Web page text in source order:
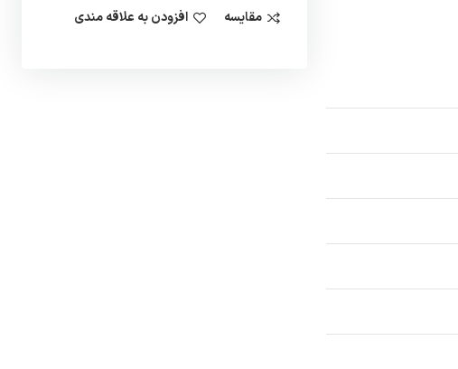
مقایسه افزودن به علاقه مندی